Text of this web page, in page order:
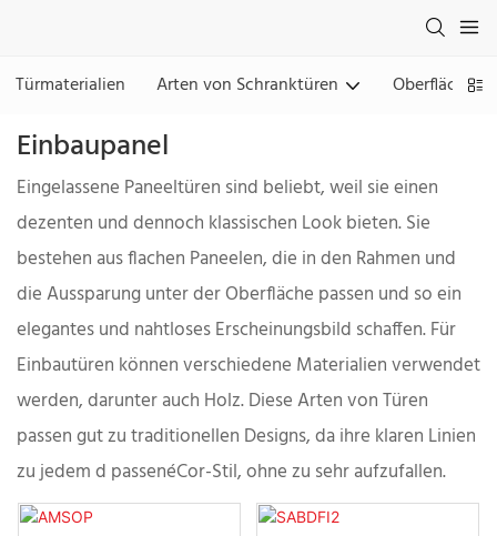
Türmaterialien Arten von Schranktüren Oberflächen
Einbaupanel
Eingelassene Paneeltüren sind beliebt, weil sie einen
dezenten und dennoch klassischen Look bieten. Sie
bestehen aus flachen Paneelen, die in den Rahmen und
die Aussparung unter der Oberfläche passen und so ein
elegantes und nahtloses Erscheinungsbild schaffen. Für
Einbautüren können verschiedene Materialien verwendet
werden, darunter auch Holz. Diese Arten von Türen
passen gut zu traditionellen Designs, da ihre klaren Linien
zu jedem d passenéCor-Stil, ohne zu sehr aufzufallen.